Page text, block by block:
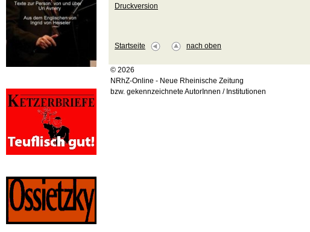
Druckversion
Startseite nach oben
© 2026
NRhZ-Online - Neue Rheinische Zeitung
bzw. gekennzeichnete AutorInnen / Institutionen